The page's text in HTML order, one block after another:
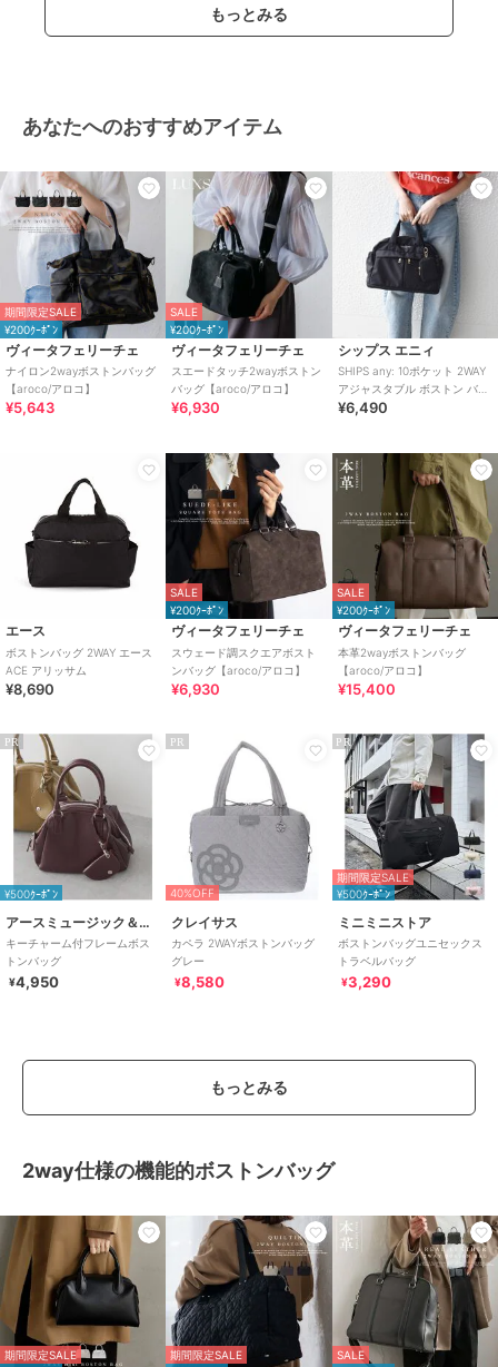
もっとみる
あなたへのおすすめアイテム
期間限定SALE
¥200ｸｰﾎﾟﾝ
ヴィータフェリーチェ
ナイロン2wayボストンバッグ
【aroco/アロコ】
¥5,643
SALE
¥200ｸｰﾎﾟﾝ
ヴィータフェリーチェ
スエードタッチ2wayボストン
バッグ【aroco/アロコ】
¥6,930
シップス エニィ
SHIPS any: 10ポケット 2WAY
アジャスタブル ボストン バッ
グ
¥6,490
エース
ボストンバッグ 2WAY エース
ACE アリッサム
¥8,690
SALE
¥200ｸｰﾎﾟﾝ
ヴィータフェリーチェ
スウェード調スクエアボスト
ンバッグ【aroco/アロコ】
¥6,930
SALE
¥200ｸｰﾎﾟﾝ
ヴィータフェリーチェ
本革2wayボストンバッグ
【aroco/アロコ】
¥15,400
PR
¥500ｸｰﾎﾟﾝ
アースミュージック＆エコロジー
キーチャーム付フレームボス
トンバッグ
¥4,950
PR
40%OFF
クレイサス
カペラ 2WAYボストンバッグ
グレー
¥8,580
PR
期間限定SALE
¥500ｸｰﾎﾟﾝ
ミニミニストア
ボストンバッグユニセックス
トラベルバッグ
¥3,290
もっとみる
2way仕様の機能的ボストンバッグ
期間限定SALE
期間限定SALE
SALE